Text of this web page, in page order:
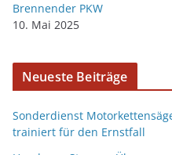
Brennender PKW
10. Mai 2025
Neueste Beiträge
Sonderdienst
trainiert für den Ernstfall